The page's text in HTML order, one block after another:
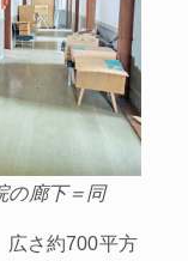
の廊下＝同
さ約700平方